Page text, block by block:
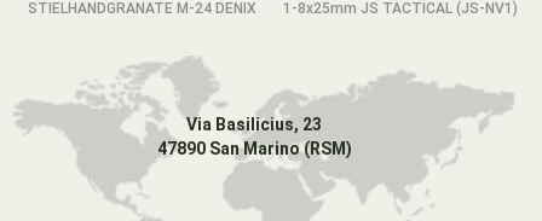
STIELHANDGRANATE M-24 DENIX
1-8x25mm JS TACTICAL (JS-NV1)
Via Basilicius, 23
47890 San Marino (RSM)